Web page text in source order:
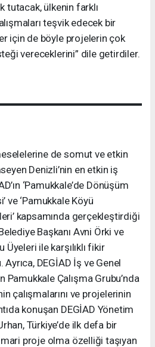
tutacak, ülkenin farklı
teşvik edecek bir
için de böyle projelerin çok
vereceklerini” dile getirdiler.
de somut ve etkin
Denizli’nin en etkin iş
‘Pamukkale’de Dönüşüm
ve ‘Pamukkale Köyü
kapsamında gerçekleştirdiği
Başkanı Avni Örki ve
Üyeleri ile karşılıklı fikir
DEGİAD İş ve Genel
Pamukkale Çalışma Grubu’nda
çalışmalarını ve projelerinin
konuşan DEGİAD Yönetim
Türkiye’de ilk defa bir
proje olma özelliği taşıyan